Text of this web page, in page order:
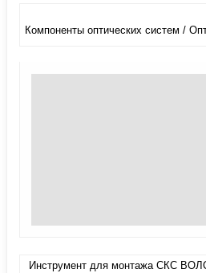
Компоненты оптических систем /
Инструмент для монтажа СКС